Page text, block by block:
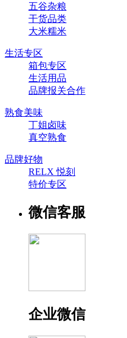
五谷杂粮
干货品类
大米糯米
生活专区
箱包专区
生活用品
品牌报关合作
熟食美味
丁姐卤味
真空熟食
品牌好物
RELX 悦刻
特价专区
微信客服
企业微信